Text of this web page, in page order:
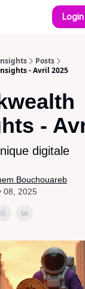
Login
Posts
- Avril 2025
-
digitale
Bouchouareb
08, 2025